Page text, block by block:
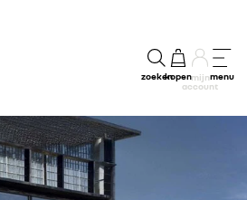
zoekenkopenmijn
account
menu